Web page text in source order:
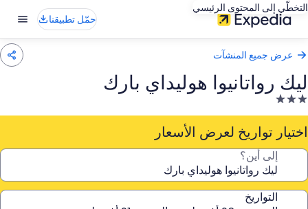
التخطّي إلى المحتوى الرئيسي
حمّل تطبيقنا
عرض جميع المنشآت
ليك رواتانيوا هوليداي بارك
منشأة
فندقية
مصنفة
3.0
اختيار تواريخ لعرض الأسعار
إلى أين؟
التواريخ